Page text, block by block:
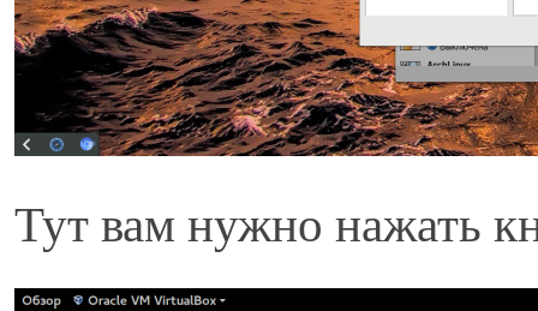
Тут вам нужно нажать